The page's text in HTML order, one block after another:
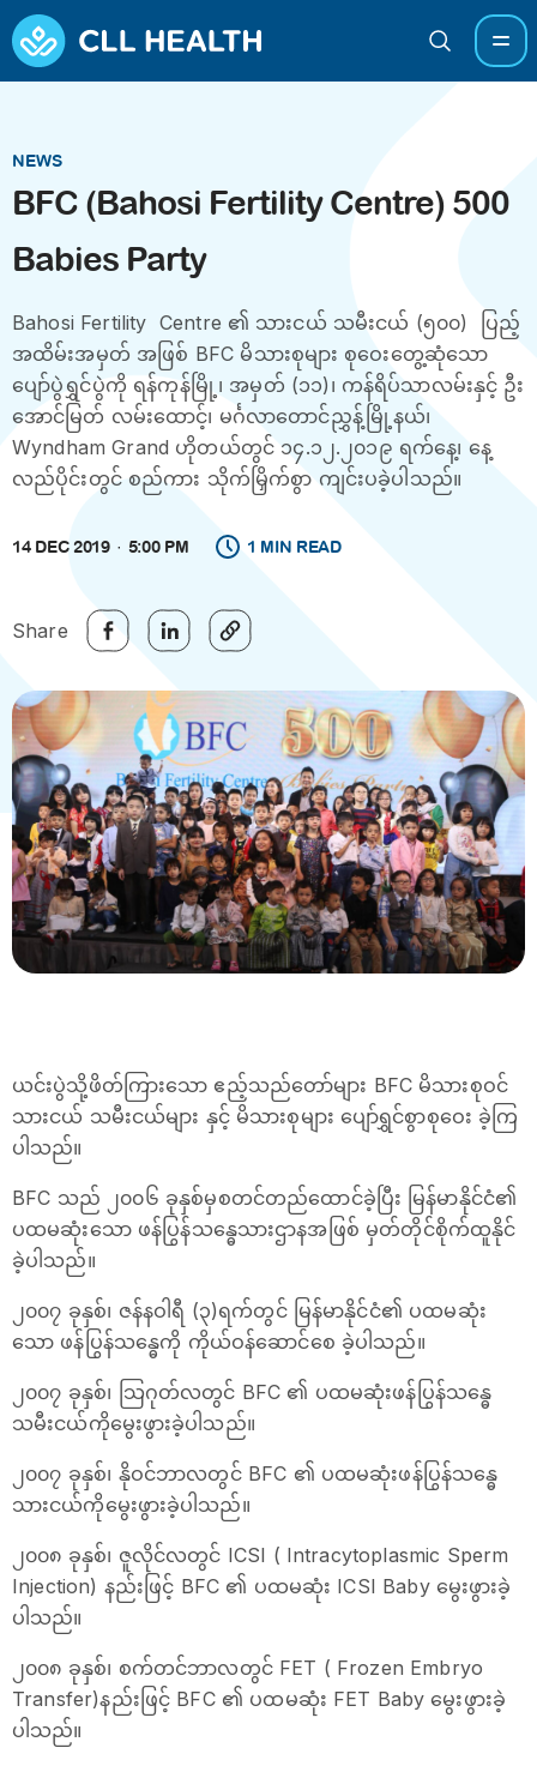
NEWS
BFC (Bahosi Fertility Centre) 500
Babies Party
Bahosi Fertility Centre ၏ သားငယ် သမီးငယ် (၅၀၀) ပြည့်
အထိမ်းအမှတ် အဖြစ် BFC မိသားစုများ စုဝေးတွေ့ဆုံသော
ပျော်ပွဲရွှင်ပွဲကို ရန်ကုန်မြို့၊ အမှတ် (၁၁)၊ ကန်ရိပ်သာလမ်းနှင့် ဦး
အောင်မြတ် လမ်းထောင့်၊ မင်္ဂလာတောင်ညွှန့်မြို့နယ်၊
Wyndham Grand ဟိုတယ်တွင် ၁၄.၁၂.၂၀၁၉ ရက်နေ့၊ နေ့
လည်ပိုင်းတွင် စည်ကား သိုက်မြှိက်စွာ ကျင်းပခဲ့ပါသည်။
14 DEC 2019 5:00 PM 1 MIN READ
Share
ယင်းပွဲသို့ဖိတ်ကြားသော ဧည့်သည်တော်များ BFC မိသားစုဝင်
သားငယ် သမီးငယ်များ နှင့် မိသားစုများ ပျော်ရွှင်စွာစုဝေး ခဲ့ကြ
ပါသည်။
BFC သည် ၂၀၀၆ ခုနှစ်မှစတင်တည်ထောင်ခဲ့ပြီး မြန်မာနိုင်ငံ၏
ပထမဆုံးသော ဖန်ပြွန်သန္ဓေသားဌာနအဖြစ် မှတ်တိုင်စိုက်ထူနိုင်
ခဲ့ပါသည်။
၂၀၀၇ ခုနှစ်၊ ဇန်နဝါရီ (၃)ရက်တွင် မြန်မာနိုင်ငံ၏ ပထမဆုံး
သော ဖန်ပြွန်သန္ဓေကို ကိုယ်ဝန်ဆောင်စေ ခဲ့ပါသည်။
၂၀၀၇ ခုနှစ်၊ သြဂုတ်လတွင် BFC ၏ ပထမဆုံးဖန်ပြွန်သန္ဓေ
သမီးငယ်ကိုမွေးဖွားခဲ့ပါသည်။
၂၀၀၇ ခုနှစ်၊ နိုဝင်ဘာလတွင် BFC ၏ ပထမဆုံးဖန်ပြွန်သန္ဓေ
သားငယ်ကိုမွေးဖွားခဲ့ပါသည်။
၂၀၀၈ ခုနှစ်၊ ဇူလိုင်လတွင် ICSI ( Intracytoplasmic Sperm
Injection) နည်းဖြင့် BFC ၏ ပထမဆုံး ICSI Baby မွေးဖွားခဲ့
ပါသည်။
၂၀၀၈ ခုနှစ်၊ စက်တင်ဘာလတွင် FET ( Frozen Embryo
Transfer)နည်းဖြင့် BFC ၏ ပထမဆုံး FET Baby မွေးဖွားခဲ့
ပါသည်။